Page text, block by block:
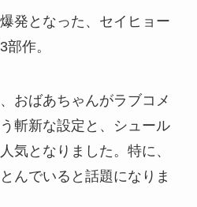
発となった、セイヒョー
作。
おばあちゃんがラブコメ
斬新な設定と、シュール
気となりました。特に、
んでいると話題になりま